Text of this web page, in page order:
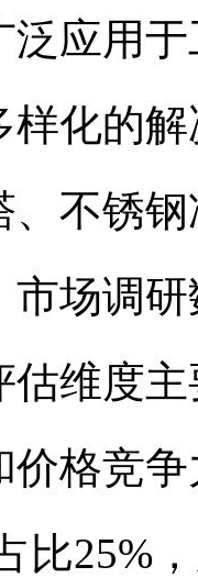
泛应用
样化的
、不锈
市场调
估维度
价格竞
比25%